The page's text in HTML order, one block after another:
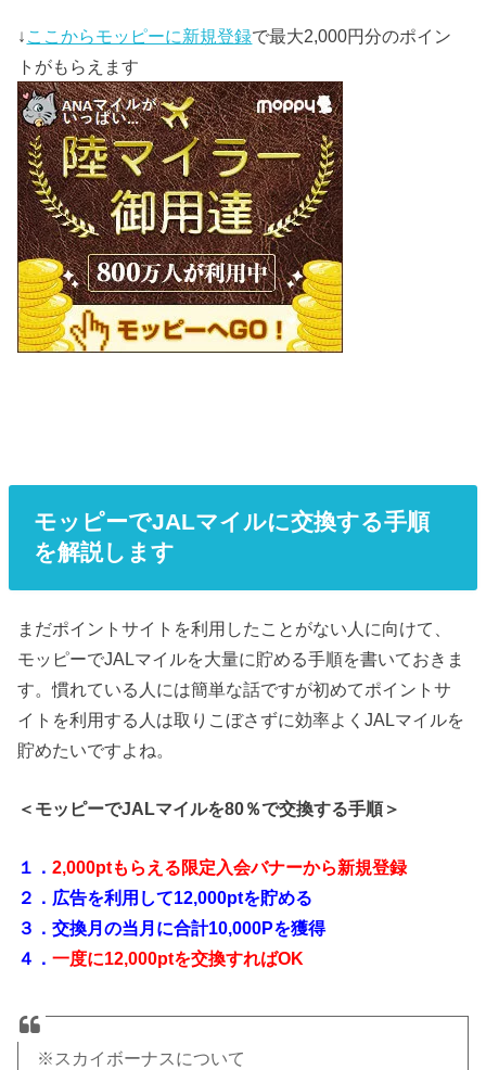
↓ ここからモッピーに新規登録で最大2,000円分のポイン
トがもらえます
モッピーでJALマイルに交換する手順
を解説します
まだポイントサイトを利用したことがない人に向けて、
モッピーでJALマイルを大量に貯める手順を書いておきま
す。慣れている人には簡単な話ですが初めてポイントサ
イトを利用する人は取りこぼさずに効率よくJALマイルを
貯めたいですよね。
＜モッピーでJALマイルを80％で交換する手順＞
１．2,000ptもらえる限定入会バナーから新規登録
２．広告を利用して12,000ptを貯める
３．交換月の当月に合計10,000Pを獲得
４．一度に12,000ptを交換すればOK
※スカイボーナスについて